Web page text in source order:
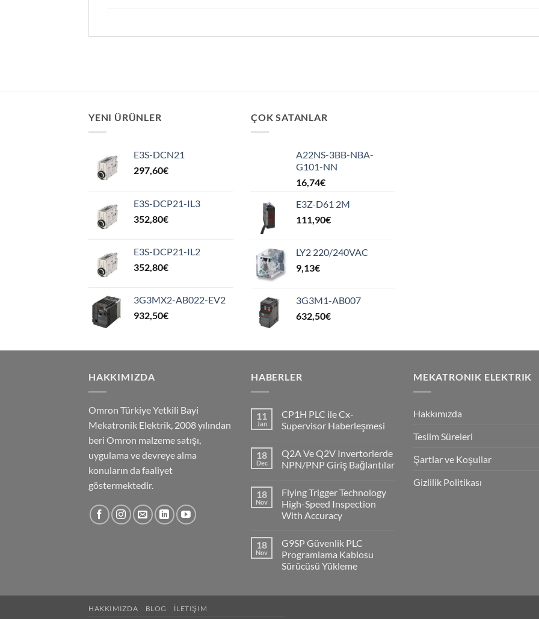
YENI ÜRÜNLER
E3S-DCN21
297,60€
E3S-DCP21-IL3
352,80€
E3S-DCP21-IL2
352,80€
3G3MX2-AB022-EV2
932,50€
ÇOK SATANLAR
A22NS-3BB-NBA-
G101-NN
16,74€
E3Z-D61 2M
111,90€
LY2 220/240VAC
9,13€
3G3M1-AB007
632,50€
HAKKIMIZDA
Omron Türkiye Yetkili Bayi
Mekatronik Elektrik, 2008 yılından
beri Omron malzeme satışı,
uygulama ve devreye alma
konuların da faaliyet
göstermektedir.
HABERLER
11
Jan
CP1H PLC ile Cx-
Supervisor Haberleşmesi
on
CP1H
PLC
Supervisor
Haberleşmesi
18
Dec
Q2A Ve Q2V Invertorlerde
NPN/PNP Giriş Bağlantılar
on
Q2A
Ve
Q2V
Giriş
Bağlantılar
18
Nov
Flying Trigger Technology
High-Speed Inspection
With Accuracy
on
Flying
Trigger
Technology
With
18
Nov
G9SP Güvenlik PLC
Programlama Kablosu
Sürücüsü Yükleme
MEKATRONIK ELEKTRIK
Hakkımızda
Teslim Süreleri
Şartlar ve Koşullar
Gizlilik Politikası
HAKKIMIZDA BLOG İLETIŞIM